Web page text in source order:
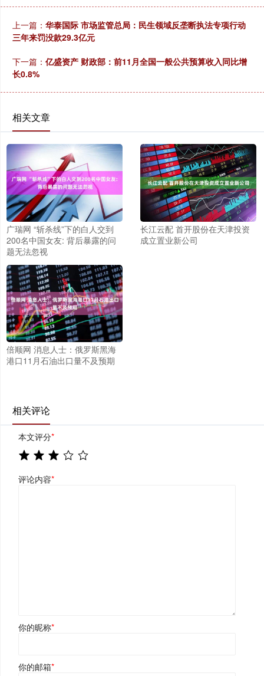
上一篇： 华泰国际 市场监管总局：民生领域反垄断执法专项行动
三年来罚没款29.3亿元
下一篇： 亿盛资产 财政部：前11月全国一般公共预算收入同比增
长0.8%
相关文章
广瑞网 “斩杀线”下的白人交到
200名中国女友: 背后暴露的问
题无法忽视
长江云配 首开股份在天津投资
成立置业新公司
倍顺网 消息人士：俄罗斯黑海
港口11月石油出口量不及预期
相关评论
本文评分*
评论内容*
你的昵称*
你的邮箱*